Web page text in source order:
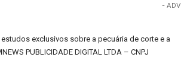
-
exclusivos sobre a pecuária de corte e a
PUBLICIDADE DIGITAL LTDA – CNPJ